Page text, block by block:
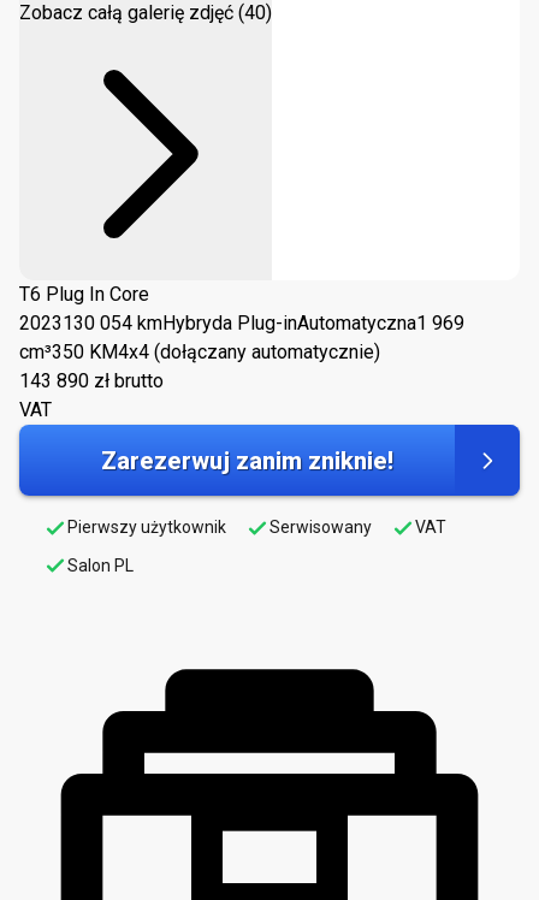
Zobacz całą galerię zdjęć (40)
T6 Plug In Core
2023130 054 kmHybryda Plug-inAutomatyczna1 969
cm³350 KM4x4 (dołączany automatycznie)
143 890 zł brutto
VAT
Zarezerwuj zanim zniknie!
Pierwszy użytkownik Serwisowany
VAT
Salon PL